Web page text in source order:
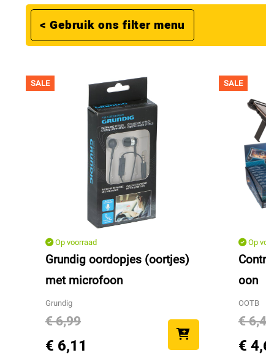
< Gebruik ons filter menu
SALE
Op voorraad
Grundig oordopjes (oortjes)
met microfoon
Grundig
€ 6,99
€ 6,11
SALE
Op
oon
OOTB
€
€